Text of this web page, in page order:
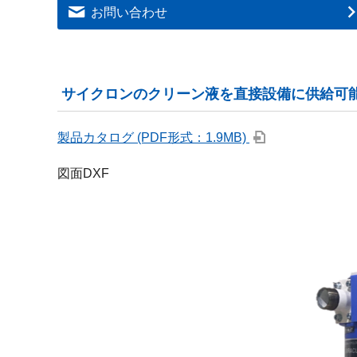
お問い合わせ
サイクロンのクリーン液を直接設備に供給可
製品カタログ (PDF形式：1.9MB)
図面DXF